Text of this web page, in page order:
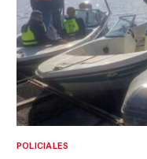
POLICIALES